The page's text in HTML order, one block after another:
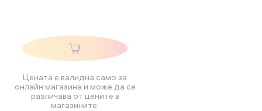
Цената е валидна само за
онлайн магазина и може да се
различава от цените в
магазините.